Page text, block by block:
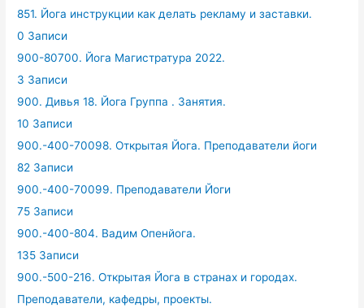
851. Йога инструкции как делать рекламу и заставки.
0 Записи
900-80700. Йога Магистратура 2022.
3 Записи
900. Дивья 18. Йога Группа . Занятия.
10 Записи
900.-400-70098. Открытая Йога. Преподаватели йоги
82 Записи
900.-400-70099. Преподаватели Йоги
75 Записи
900.-400-804. Вадим Опенйога.
135 Записи
900.-500-216. Открытая Йога в странах и городах.
Преподаватели, кафедры, проекты.